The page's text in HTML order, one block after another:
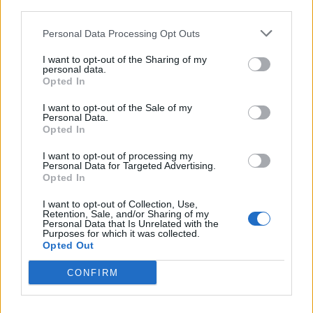
Personal Data Processing Opt Outs
I want to opt-out of the Sharing of my
personal data.
Opted In
I want to opt-out of the Sale of my
Personal Data.
Opted In
I want to opt-out of processing my
Personal Data for Targeted Advertising.
Opted In
I want to opt-out of Collection, Use,
Retention, Sale, and/or Sharing of my
Personal Data that Is Unrelated with the
Purposes for which it was collected.
Opted Out
CONFIRM
Fraser begint aan nieuwe uitdaging: oud-
Kan Givairo Read de duurste verdediger ooit van
Feyenoord worden? Deze records liggen binnen
bereik
Van Bronckhorst voert druk op: Feyenoord wil op
deze twee posities nog versterken
Feyenoord incasseert miljoenen: transfer Leo
Sauer naar Stuttgart bijna rond
Feyenoord zet deur open voor miljoenen: Ueda
en Hadj Moussa mogen vertrekken
Feyenoord sluit voorbereiding bijna af: dit staat
er nog op het programma